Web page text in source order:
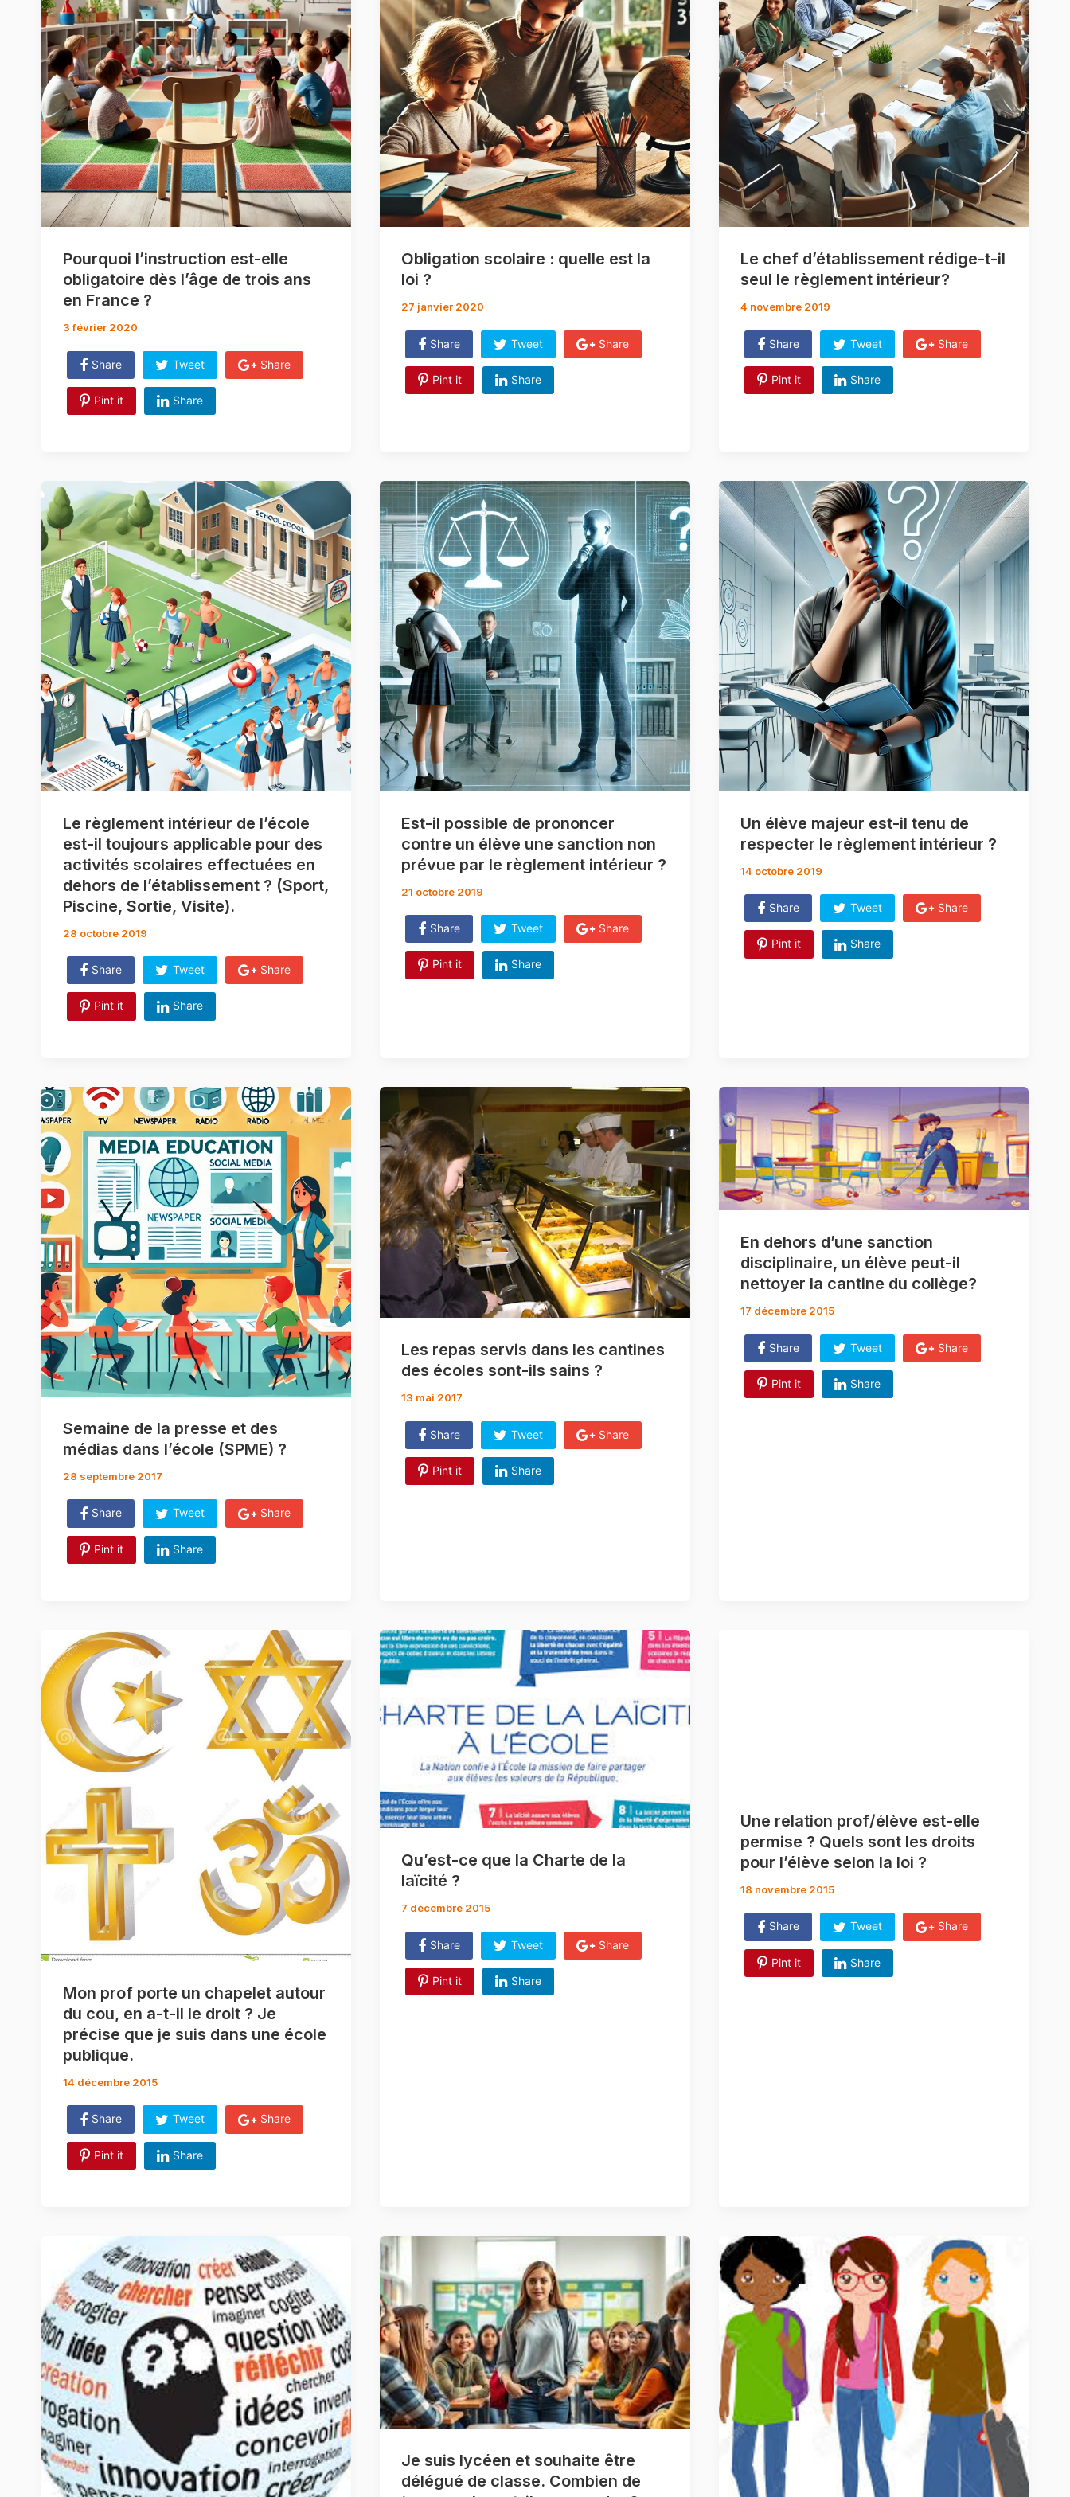
Pourquoi l’instruction est-elle
obligatoire dès l’âge de trois ans
en France ?
3 février 2020
Share Tweet Share
Pint it Share
Obligation scolaire : quelle est la
loi ?
27 janvier 2020
Share Tweet Share
Pint it Share
Le chef d’établissement rédige-t-il
seul le règlement intérieur?
4 novembre 2019
Share Tweet Share
Pint it Share
Le règlement intérieur de l’école
est-il toujours applicable pour des
activités scolaires effectuées en
dehors de l’établissement ? (Sport,
Piscine, Sortie, Visite).
28 octobre 2019
Share Tweet Share
Pint it Share
Est-il possible de prononcer
contre un élève une sanction non
prévue par le règlement intérieur ?
21 octobre 2019
Share Tweet Share
Pint it Share
Un élève majeur est-il tenu de
respecter le règlement intérieur ?
14 octobre 2019
Share Tweet Share
Pint it Share
Semaine de la presse et des
médias dans l’école (SPME) ?
28 septembre 2017
Share Tweet Share
Pint it Share
Les repas servis dans les cantines
des écoles sont-ils sains ?
13 mai 2017
Share Tweet Share
Pint it Share
En dehors d’une sanction
disciplinaire, un élève peut-il
nettoyer la cantine du collège?
17 décembre 2015
Share Tweet Share
Pint it Share
Mon prof porte un chapelet autour
du cou, en a-t-il le droit ? Je
précise que je suis dans une école
publique.
14 décembre 2015
Share Tweet Share
Pint it Share
Qu’est-ce que la Charte de la
laïcité ?
7 décembre 2015
Share Tweet Share
Pint it Share
Une relation prof/élève est-elle
permise ? Quels sont les droits
pour l’élève selon la loi ?
18 novembre 2015
Share Tweet Share
Pint it Share
Je suis lycéen et souhaite être
délégué de classe. Combien de